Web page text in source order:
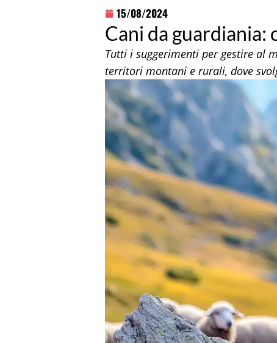
15/08/2024
Cani da
Tutti i suggerimenti per gestire al
territori montani e rurali, dove